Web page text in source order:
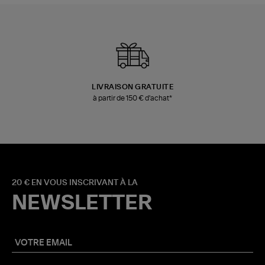
LIVRAISON GRATUITE
à partir de 150 € d'achat*
20 € EN VOUS INSCRIVANT À LA
NEWSLETTER